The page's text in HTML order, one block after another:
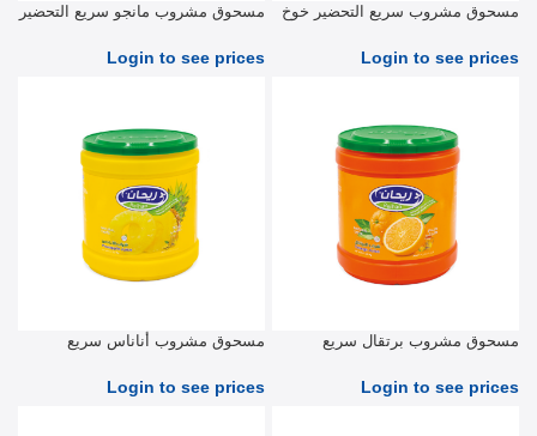
مسحوق مشروب سريع التحضير خوخ
Login to see prices
مسحوق مشروب مانجو سريع التحضير
Login to see prices
مسحوق مشروب برتقال سريع
Login to see prices
مسحوق مشروب أناناس سريع
Login to see prices